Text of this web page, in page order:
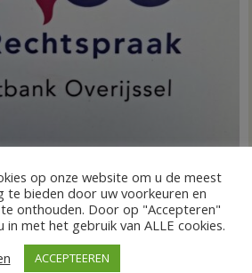
euro voor ex-werknemers
de Jonge Reacties uitgeschakeldvoor
Kantonrechter:
Overijssel heeft een
(ROOT Painting) veroordeeld tot
op onze website om u de meest
te bieden door uw voorkeuren en
onthouden. Door op "Accepteren"
in met het gebruik van ALLE cookies.
ACCEPTEEREN